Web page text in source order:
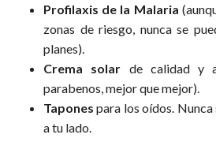
Profilaxis de la Malaria
zonas de riesgo, nunca se
planes).
Crema solar de calidad y
parabenos, mejor que mejor).
Tapones para los oídos.
a tu lado.